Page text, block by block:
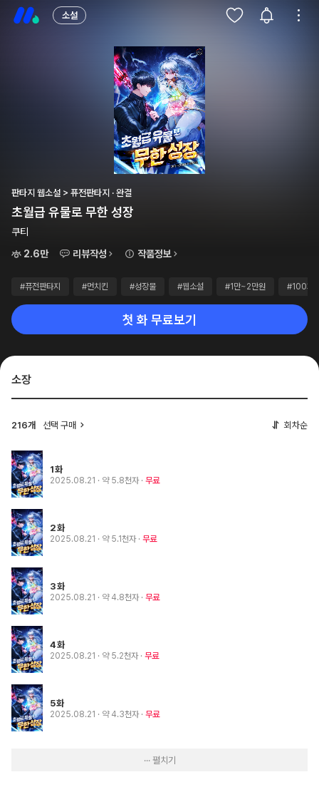
소설
판타지 웹소설 > 퓨전판타지 · 완결
초월급 유물로 무한 성장
쿠티
2.6만
리뷰작성 작품정보
#퓨전판타지 #먼치킨 #성장물 #웹소설 #1만~2만원 #100화
첫 화 무료보기
소장
216개 선택 구매 회차순
1화
2025.08.21 · 약 5.8천자 무료
2화
2025.08.21 · 약 5.1천자 무료
3화
2025.08.21 · 약 4.8천자 무료
4화
2025.08.21 · 약 5.2천자 무료
5화
2025.08.21 · 약 4.3천자 무료
··· 펼치기